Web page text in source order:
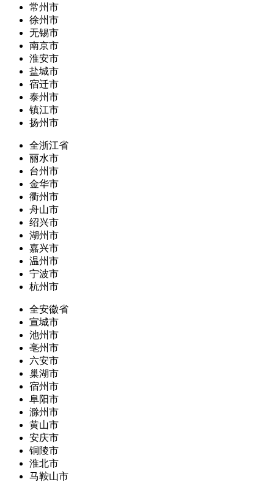
常州市
徐州市
无锡市
南京市
淮安市
盐城市
宿迁市
泰州市
镇江市
扬州市
全浙江省
丽水市
台州市
金华市
衢州市
舟山市
绍兴市
湖州市
嘉兴市
温州市
宁波市
杭州市
全安徽省
宣城市
池州市
亳州市
六安市
巢湖市
宿州市
阜阳市
滁州市
黄山市
安庆市
铜陵市
淮北市
马鞍山市